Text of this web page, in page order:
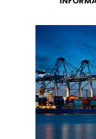
Cinco puntos
textil de